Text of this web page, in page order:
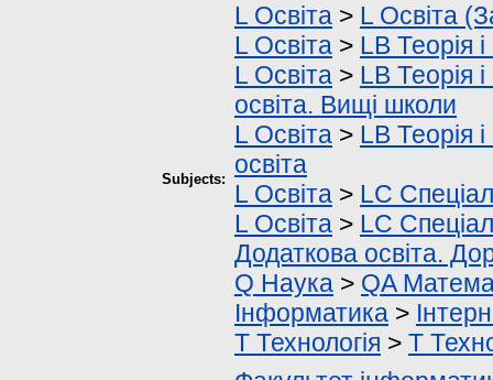
Subjects:
L Освіта > L Освіта
L Освіта > LB Теорія
L Освіта > LB Теорія
освіта. Вищі школи
L Освіта > LB Теорія
освіта
L Освіта > LC
L Освіта > LC
Додаткова освіта.
Q Наука > QA
Інформатика >
T Технологія > T